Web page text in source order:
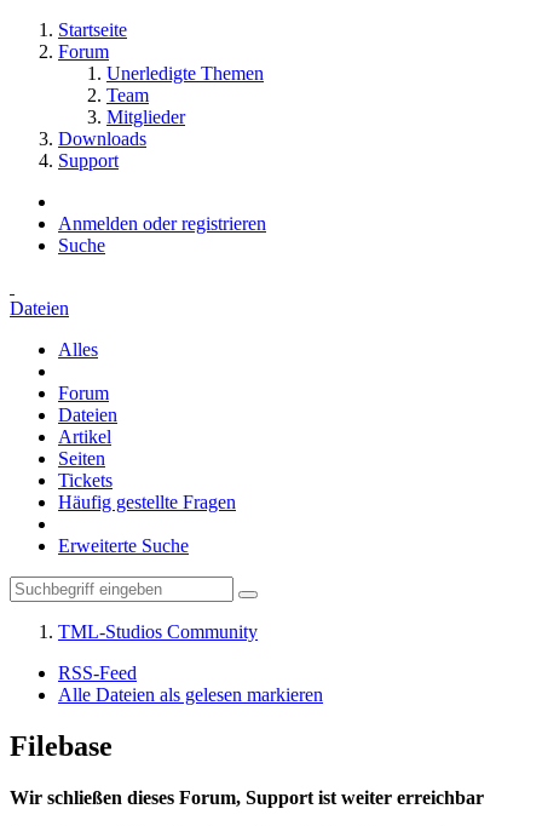
Startseite
Forum
Unerledigte Themen
Team
Mitglieder
Downloads
Support
Anmelden oder registrieren
Suche
Dateien
Alles
Forum
Dateien
Artikel
Seiten
Tickets
Häufig gestellte Fragen
Erweiterte Suche
TML-Studios Community
RSS-Feed
Alle Dateien als gelesen markieren
Filebase
Wir schließen dieses Forum, Support ist weiter erreichbar